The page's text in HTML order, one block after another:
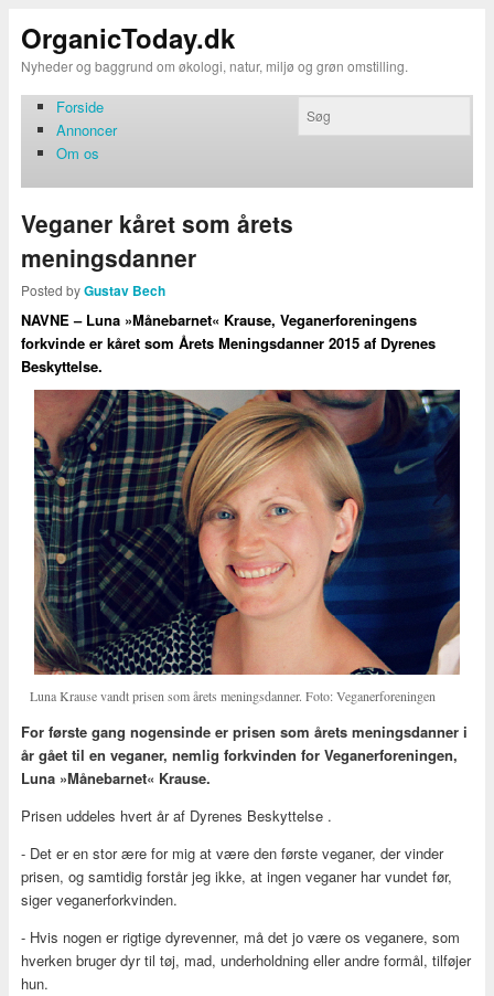
OrganicToday.dk
Nyheder og baggrund om økologi, natur, miljø og grøn omstilling.
Forside
Annoncer
Om os
Veganer kåret som årets
meningsdanner
Posted byGustav Bech
NAVNE – Luna »Månebarnet« Krause, Veganerforeningens
forkvinde er kåret som Årets Meningsdanner 2015 af Dyrenes
Beskyttelse.
Luna Krause vandt prisen som årets meningsdanner. Foto: Veganerforeningen
For første gang nogensinde er prisen som årets meningsdanner i
år gået til en veganer, nemlig forkvinden for Veganerforeningen,
Luna »Månebarnet« Krause.
Prisen uddeles hvert år af Dyrenes Beskyttelse .
- Det er en stor ære for mig at være den første veganer, der vinder
prisen, og samtidig forstår jeg ikke, at ingen veganer har vundet før,
siger veganerforkvinden.
- Hvis nogen er rigtige dyrevenner, må det jo være os veganere, som
hverken bruger dyr til tøj, mad, underholdning eller andre formål, tilføjer
hun.